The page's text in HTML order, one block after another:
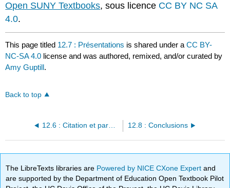
Open SUNY Textbooks, sous licence CC BY NC SA
4.0.
This page titled 12.7 : Présentations is shared under aCC BY-
NC-SA 4.0 license and was authored, remixed, and/or curated by
Amy Guptill.
Back to top
12.6 : Citation et paraphrase 12.8 : Conclusions
The LibreTexts libraries are Powered by NICE CXone Expertand
are supported by the Department of Education Open Textbook Pilot